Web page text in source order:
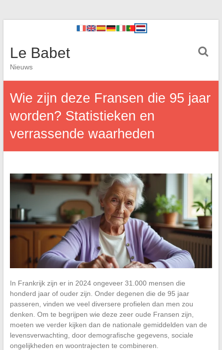
Le Babet
Nieuws
Wie zijn deze Fransen die 95 jaar
worden? Statistieken en
verrassende waarheden
In Frankrijk zijn er in 2024 ongeveer 31.000 mensen die
honderd jaar of ouder zijn. Onder degenen die de 95 jaar
passeren, vinden we veel diversere profielen dan men zou
denken. Om te begrijpen wie deze zeer oude Fransen zijn,
moeten we verder kijken dan de nationale gemiddelden van de
levensverwachting, door demografische gegevens, sociale
ongelijkheden en woontrajecten te combineren.